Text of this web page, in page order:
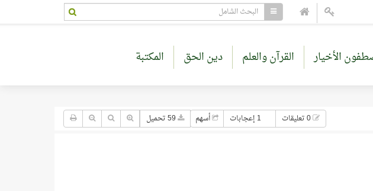
الأخيار القرآن والعلم دين الحق المكتبة
1 إعجابات أسهم